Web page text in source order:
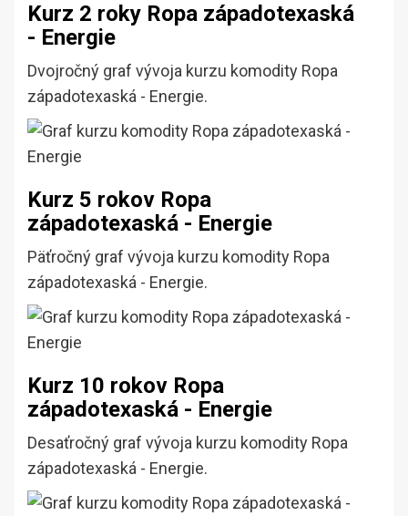
Kurz 2 roky Ropa západotexaská
- Energie
Dvojročný graf vývoja kurzu komodity Ropa
západotexaská - Energie.
Kurz 5 rokov Ropa
západotexaská - Energie
Päťročný graf vývoja kurzu komodity Ropa
západotexaská - Energie.
Kurz 10 rokov Ropa
západotexaská - Energie
Desaťročný graf vývoja kurzu komodity Ropa
západotexaská - Energie.